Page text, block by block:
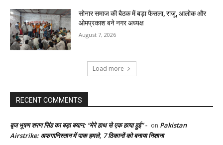
सोनार समाज की बैठक में बड़ा फैसला, राजू, आलोक और
ओमप्रकाश बने नगर अध्यक्ष
August 7, 2026
Load more
RECENT COMMENTS
बृज भूषण शरण सिंह का बड़ा बयान: “मेरे हाथ से एक हत्या हुई” - on Pakistan
Airstrike: अफगानिस्तान में पाक हमले, 7 ठिकानों को बनाया निशाना